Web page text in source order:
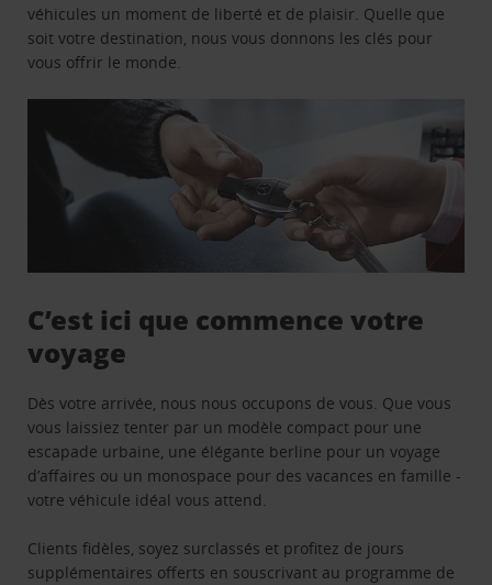
véhicules un moment de liberté et de plaisir. Quelle que
soit votre destination, nous vous donnons les clés pour
vous offrir le monde.
C’est ici que commence votre
voyage
Dès votre arrivée, nous nous occupons de vous. Que vous
vous laissiez tenter par un modèle compact pour une
escapade urbaine, une élégante berline pour un voyage
d’affaires ou un monospace pour des vacances en famille -
votre véhicule idéal vous attend.
Clients fidèles, soyez surclassés et profitez de jours
supplémentaires offerts en souscrivant au programme de